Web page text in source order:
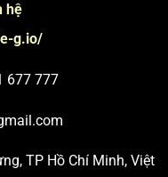
hệ
g.io/
677 777
TP Hồ Chí Minh, Việt